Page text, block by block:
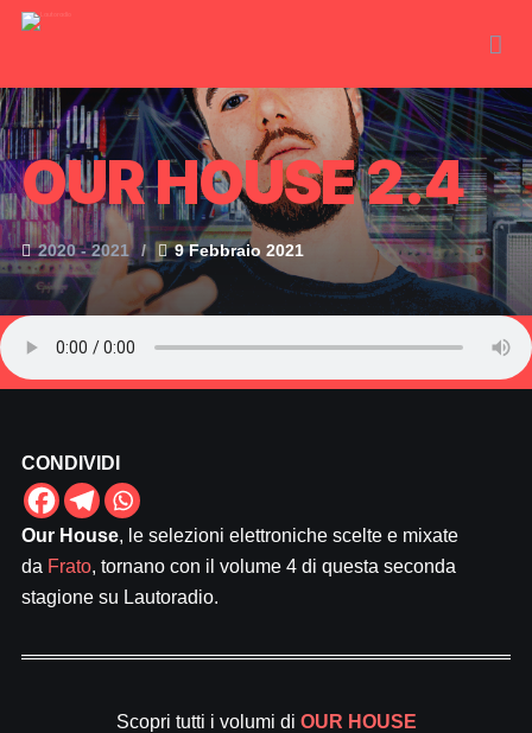
OUR HOUSE 2.4
2020 - 2021 9 Febbraio 2021
CONDIVIDI
Our House, le selezioni elettroniche scelte e mixate
da Frato, tornano con il volume 4 di questa seconda
stagione su Lautoradio.
Scopri tutti i volumi di OUR HOUSE